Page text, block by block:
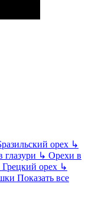
орех ↳
глазури ↳ Орехи в
Грецкий орех ↳
Показать все